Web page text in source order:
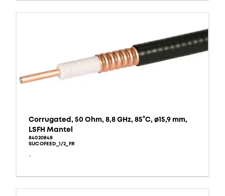
Corrugated, 50 Ohm, 8,8 GHz, 85°C, ø15,9 mm,
LSFH Mantel
84020848
SUCOFEED_1/2_FR
-